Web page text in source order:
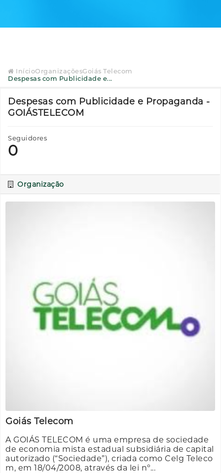
InícioOrganizaçõesGoiás Telecom
Despesas com Publicidade e...
Despesas com Publicidade e Propaganda -
GOIÁSTELECOM
Seguidores
0
Organização
Goiás Telecom
A GOIÁS TELECOM é uma empresa de sociedade
de economia mista estadual subsidiária de capital
autorizado (“Sociedade”), criada como Celg Teleco
m, em 18/04/2008, através da lei nº...